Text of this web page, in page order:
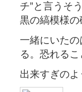
チ”と言うそ
黒の縞模様の
一緒にいた
る。恐れるこ
出来すぎの